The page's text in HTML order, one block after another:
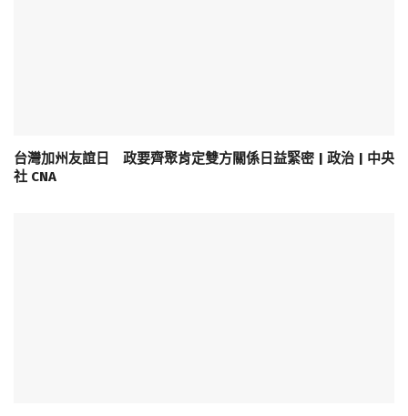
台灣加州友誼日 政要齊聚肯定雙方關係日益緊密 | 政治 | 中央
社 CNA